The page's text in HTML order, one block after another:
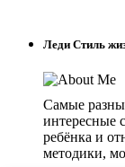
Леди Стиль
Самые
интересные
ребёнка и
методики,